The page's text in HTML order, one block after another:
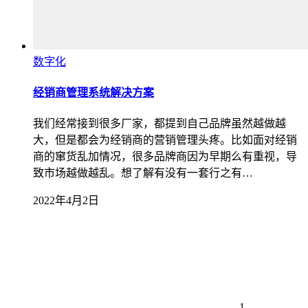
数字化
经销商管理系统解决方案
我们经常接到很多厂家，都提到自己品牌虽然越做越
大，但是都会为经销商的营销管理头疼。比如面对经销
商的窜货乱加情况，很多品牌商因为早期么有重视，导
致市场越做越乱。想了解有没有一套行之有…
2022年4月2日